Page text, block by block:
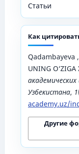
Статьи
Как
Qadambayeva
UNING O‘ZIGA
Узбекистана, 1
academy.uz/
Другие